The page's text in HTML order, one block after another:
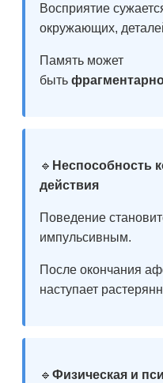
Восприятие
окружающих,
Память может
быть
🔹 Неспособность
действия
Поведение
импульсивным.
После окончания
наступает
🔹 Физическая и